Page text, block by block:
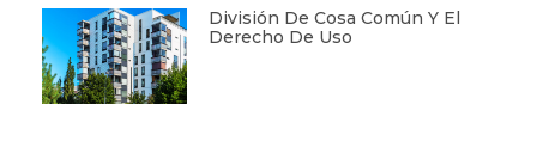
División De Cosa Común Y El
Derecho De Uso